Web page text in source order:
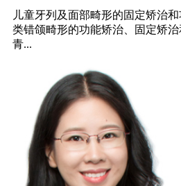
儿童牙列及面部畸形的固定矫治
类错颌畸形的功能矫治、固定矫
青...